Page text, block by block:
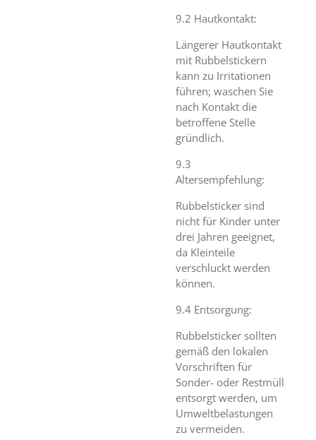
9.2 Hautkontakt:
Längerer Hautkontakt
mit Rubbelstickern
kann zu Irritationen
führen; waschen Sie
nach Kontakt die
betroffene Stelle
gründlich.
9.3
Altersempfehlung:
Rubbelsticker sind
nicht für Kinder unter
drei Jahren geeignet,
da Kleinteile
verschluckt werden
können.
9.4 Entsorgung:
Rubbelsticker sollten
gemäß den lokalen
Vorschriften für
Sonder- oder Restmüll
entsorgt werden, um
Umweltbelastungen
zu vermeiden.